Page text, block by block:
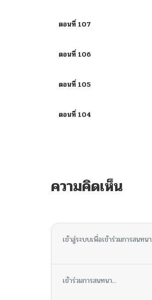
ตอนที่ 107
ตอนที่ 106
ตอนที่ 105
ตอนที่ 104
ตอนที่ 100
ตอนที่ 99
ความคิดเห็น
เข้าสู่ระบบเพื่อเข้าร่วมการสนทนา
เข้าร่วมการสนทนา...